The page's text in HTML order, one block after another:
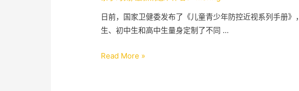
日前，国家卫健委发布了《儿童青少年防控近视系列手册
生、初中生和高中生量身定制了不同 …
Read More »